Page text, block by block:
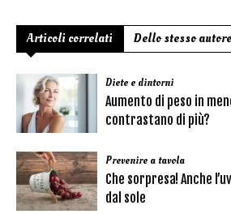
Articoli correlati Dello stesso autore
Diete e dintorni
Aumento di peso in
contrastano di più?
Prevenire a tavola
Che sorpresa! Anche
dal sole